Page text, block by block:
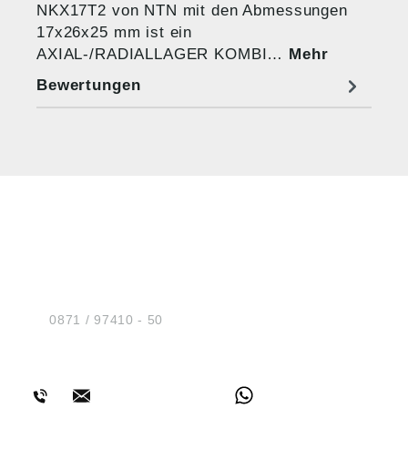
NKX17T2 von NTN mit den Abmessungen
17x26x25 mm ist ein
AXIAL-/RADIALLAGER KOMBI… Mehr
Bewertungen
Tel.:0871 / 97410 - 50